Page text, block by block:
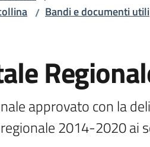
/ Bandi e documenti utili
approvato con la
2014-2020 ai